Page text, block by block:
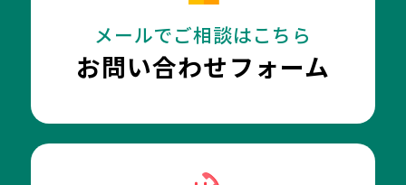
メールでご相談はこちら
お問い合わせフォーム